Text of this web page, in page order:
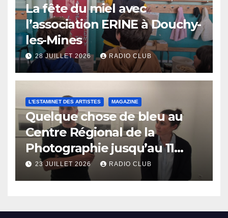
La fête du miel avec
l’association ERINE à Douchy-
les-Mines
28 JUILLET 2026 RADIO CLUB
L'ESTAMINET DES ARTISTES MAGAZINE
Quelque chose de bleu au
Centre Régional de la
Photographie jusqu’au 11
octobre
23 JUILLET 2026 RADIO CLUB